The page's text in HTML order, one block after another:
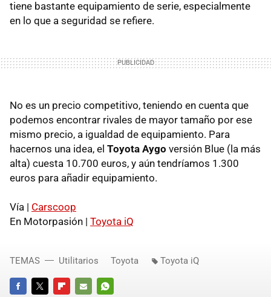
tiene bastante equipamiento de serie, especialmente
en lo que a seguridad se refiere.
No es un precio competitivo, teniendo en cuenta que
podemos encontrar rivales de mayor tamaño por ese
mismo precio, a igualdad de equipamiento. Para
hacernos una idea, el Toyota Aygo versión Blue (la más
alta) cuesta 10.700 euros, y aún tendríamos 1.300
euros para añadir equipamiento.
Vía | Carscoop
En Motorpasión | Toyota iQ
TEMAS Utilitarios Toyota Toyota iQ